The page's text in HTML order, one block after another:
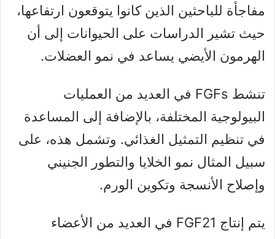
مفاجأة للباحثين الذين كانوا يتوقعون ارتفاعها،
حيث تشير الدراسات على الحيوانات إلى أن
الهرمون الأيضي يساعد في نمو العضلات.
تنشط FGFs في العديد من العمليات
البيولوجية المختلفة، بالإضافة إلى المساعدة
في تنظيم التمثيل الغذائي. وتشمل هذه، على
سبيل المثال نمو الخلايا والتطور الجنيني
وإصلاح الأنسجة وتكوين الورم.
يتم إنتاج FGF21 في العديد من الأعضاء